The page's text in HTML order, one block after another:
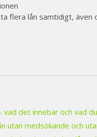
flera lån samtidigt, även
vad det innebär och vad
utan medsökande och